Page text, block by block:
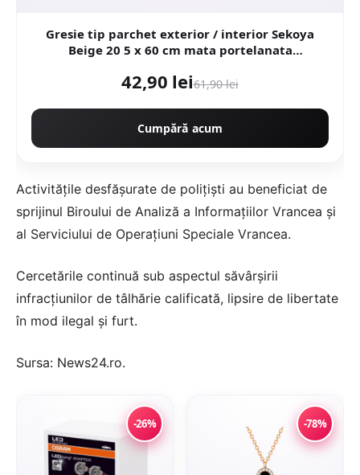
Gresie tip parchet exterior / interior Sekoya
Beige 20 5 x 60 cm mata portelanata
42,90 lei61,90 lei
Cumpără acum
Activităţile desfăşurate de poliţişti au beneficiat de
sprijinul Biroului de Analiză a Informaţiilor Vrancea şi
al Serviciului de Operaţiuni Speciale Vrancea.
Cercetările continuă sub aspectul săvârşirii
infracţiunilor de tâlhărie calificată, lipsire de libertate
în mod ilegal şi furt.
Sursa: News24.ro.
-26% -78%